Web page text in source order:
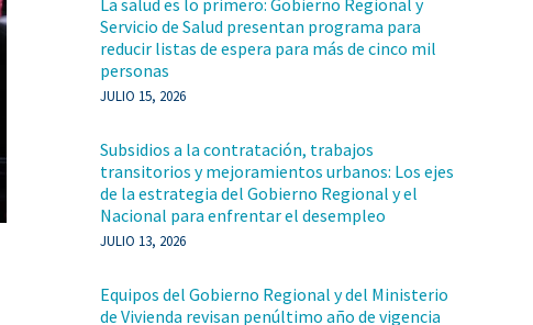
La salud es lo primero: Gobierno Regional y
Servicio de Salud presentan programa para
reducir listas de espera para más de cinco mil
personas
JULIO 15, 2026
Subsidios a la contratación, trabajos
transitorios y mejoramientos urbanos: Los ejes
de la estrategia del Gobierno Regional y el
Nacional para enfrentar el desempleo
JULIO 13, 2026
Equipos del Gobierno Regional y del Ministerio
de Vivienda revisan penúltimo año de vigencia